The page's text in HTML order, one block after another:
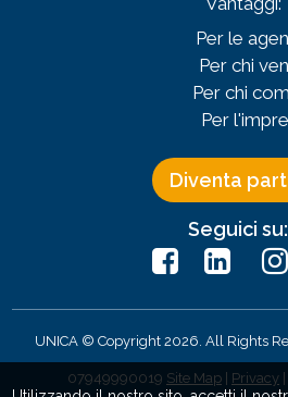
Per le
Per chi
Per chi
Per
Diventa
Seguici su:
UNICA © Copyright 2026. All Rights
07949990019 Site Map Privacy